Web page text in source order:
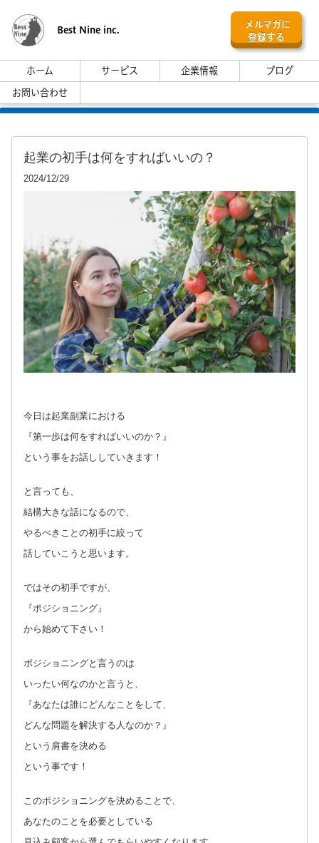
Best Nine inc.
メルマガに
登録する
ホーム サービス 企業情報
ブログ
お問い合わせ
起業の初手は何をすればいいの？
2024/12/29
今日は起業副業における
『第一歩は何をすればいいのか？』
という事をお話ししていきます！
と言っても、
結構大きな話になるので、
やるべきことの初手に絞って
話していこうと思います。
ではその初手ですが、
『ポジショニング』
から始めて下さい！
ポジショニングと言うのは
いったい何なのかと言うと、
『あなたは誰にどんなことをして、
どんな問題を解決する人なのか？』
という肩書を決める
という事です！
このポジショニングを決めることで、
あなたのことを必要としている